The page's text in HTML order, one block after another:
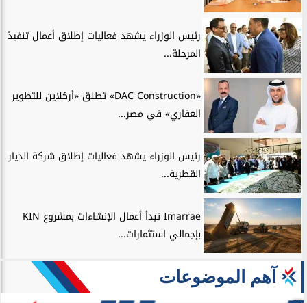
رئيس الوزراء يشهد فعاليات إطلاق أعمال تنفيذ
المرحلة...
«DAC Construction» تطلق «أركلاين للتطوير
العقاري» في مصر...
رئيس الوزراء يشهد فعاليات إطلاق شركة الديار
القطرية...
Imarrae تبدأ أعمال الإنشاءات بمشروع KIN
بإجمالي استثمارات...
آهم الموضوعات